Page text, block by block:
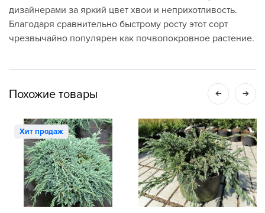
дизайнерами за яркий цвет хвои и неприхотливость.
Благодаря сравнительно быстрому росту этот сорт
чрезвычайно популярен как почвопокровное растение.
Похожие товары
Хит продаж